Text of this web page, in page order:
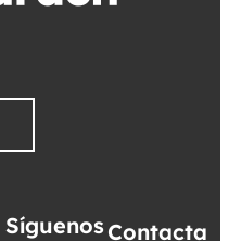
SíguenosContacta